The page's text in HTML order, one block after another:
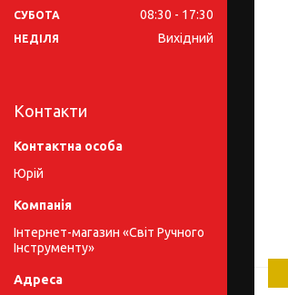
СУБОТА 08:30 17:30
НЕДІЛЯ Вихідний
Контакти
Юрій
Інтернет-магазин «Світ Ручного
Інструменту»